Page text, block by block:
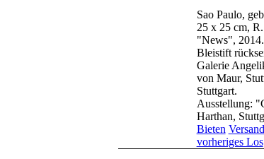
Sao Paulo,
25 x 25 cm, R.
"News",
Bleistift
Galerie
von Maur,
Stuttgart.
Ausstellung:
Harthan,
Bieten
vorheriges Los